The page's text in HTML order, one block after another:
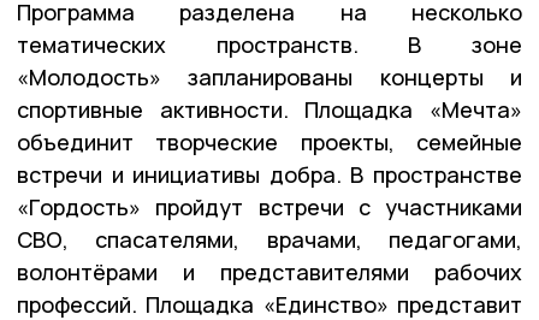
Программа разделена на несколько
тематических пространств. В зоне
«Молодость» запланированы концерты и
спортивные активности. Площадка «Мечта»
объединит творческие проекты, семейные
встречи и инициативы добра. В пространстве
«Гордость» пройдут встречи с участниками
СВО, спасателями, врачами, педагогами,
волонтёрами и представителями рабочих
профессий. Площадка «Единство» представит